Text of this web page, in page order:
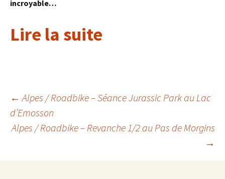
incroyable…
Lire la suite
Navigation
des
articles
← Alpes / Roadbike – Séance Jurassic Park au Lac
d’Emosson
Alpes / Roadbike – Revanche 1/2 au Pas de Morgins
→